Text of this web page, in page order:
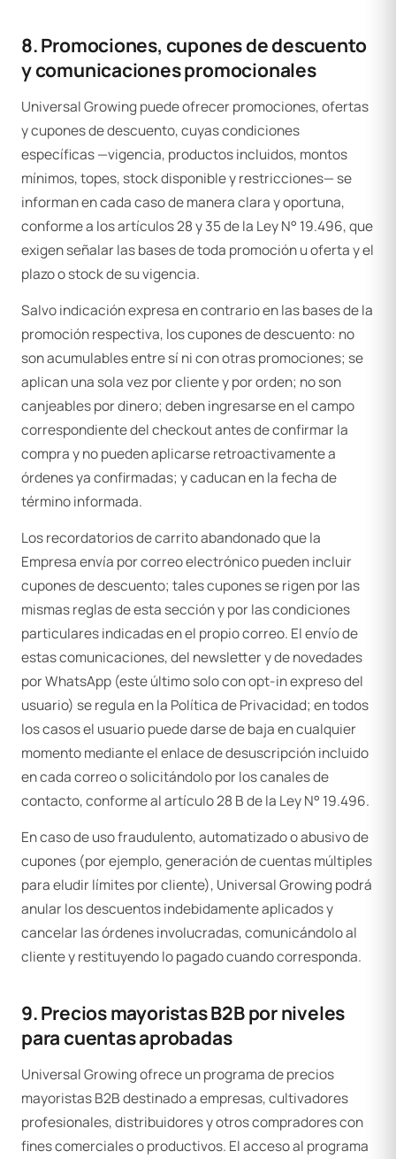
8. Promociones, cupones de descuento
y comunicaciones promocionales
Universal Growing puede ofrecer promociones, ofertas
y cupones de descuento, cuyas condiciones
específicas —vigencia, productos incluidos, montos
mínimos, topes, stock disponible y restricciones— se
informan en cada caso de manera clara y oportuna,
conforme a los artículos 28 y 35 de la Ley N° 19.496, que
exigen señalar las bases de toda promoción u oferta y el
plazo o stock de su vigencia.
Salvo indicación expresa en contrario en las bases de la
promoción respectiva, los cupones de descuento: no
son acumulables entre sí ni con otras promociones; se
aplican una sola vez por cliente y por orden; no son
canjeables por dinero; deben ingresarse en el campo
correspondiente del checkout antes de confirmar la
compra y no pueden aplicarse retroactivamente a
órdenes ya confirmadas; y caducan en la fecha de
término informada.
Los recordatorios de carrito abandonado que la
Empresa envía por correo electrónico pueden incluir
cupones de descuento; tales cupones se rigen por las
mismas reglas de esta sección y por las condiciones
particulares indicadas en el propio correo. El envío de
estas comunicaciones, del newsletter y de novedades
por WhatsApp (este último solo con opt-in expreso del
usuario) se regula en la Política de Privacidad; en todos
los casos el usuario puede darse de baja en cualquier
momento mediante el enlace de desuscripción incluido
en cada correo o solicitándolo por los canales de
contacto, conforme al artículo 28 B de la Ley N° 19.496.
En caso de uso fraudulento, automatizado o abusivo de
cupones (por ejemplo, generación de cuentas múltiples
para eludir límites por cliente), Universal Growing podrá
anular los descuentos indebidamente aplicados y
cancelar las órdenes involucradas, comunicándolo al
cliente y restituyendo lo pagado cuando corresponda.
9. Precios mayoristas B2B por niveles
para cuentas aprobadas
Universal Growing ofrece un programa de precios
mayoristas B2B destinado a empresas, cultivadores
profesionales, distribuidores y otros compradores con
fines comerciales o productivos. El acceso al programa